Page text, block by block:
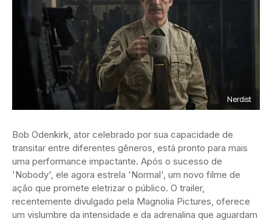
Nerdist
Bob Odenkirk, ator celebrado por sua capacidade de
transitar entre diferentes gêneros, está pronto para mais
uma performance impactante. Após o sucesso de
'Nobody', ele agora estrela 'Normal', um novo filme de
ação que promete eletrizar o público. O trailer,
recentemente divulgado pela Magnolia Pictures, oferece
um vislumbre da intensidade e da adrenalina que aguardam